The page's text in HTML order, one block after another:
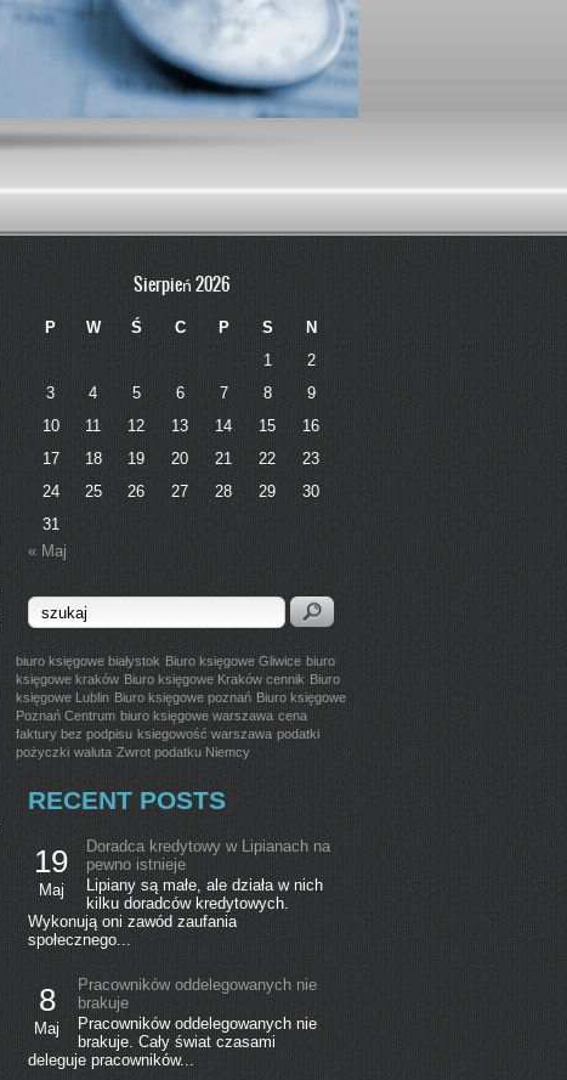
Sierpień 2026
P W Ś C P S
N
1
2
3
4 5 6 7 8
9
10
11 12 13 14 15
16
17
18 19 20 21 22
23
24
25 26 27 28 29
30
31
« Maj
biuro księgowe białystok Biuro księgowe Gliwice biuro
księgowe kraków Biuro księgowe Kraków cennik Biuro
księgowe Lublin Biuro księgowe poznań Biuro księgowe
Poznań Centrum biuro księgowe warszawa cena
faktury bez podpisu ksiegowość warszawa podatki
pożyczki waluta Zwrot podatku Niemcy
RECENT POSTS
19
Maj
Doradca kredytowy w Lipianach na
pewno istnieje
Lipiany są małe, ale działa w nich
kilku doradców kredytowych.
Wykonują oni zawód zaufania
społecznego...
8
Maj
Pracowników oddelegowanych nie
brakuje
Pracowników oddelegowanych nie
brakuje. Cały świat czasami
deleguje pracowników...